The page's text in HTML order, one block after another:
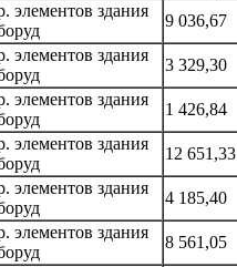
элементов здания
9 036,67
элементов здания
3 329,30
элементов здания
1 426,84
элементов здания
12 651,33
элементов здания
4 185,40
элементов здания
8 561,05